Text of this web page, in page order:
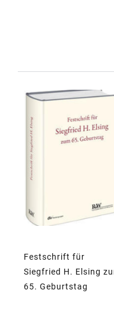
Festschrift für
Siegfried H. Elsing
65. Geburtstag